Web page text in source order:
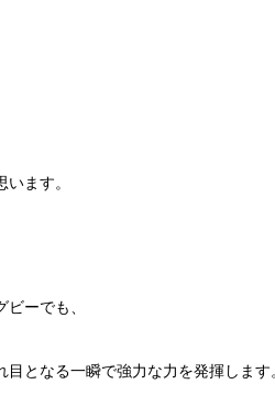
ます。
ーでも、
となる一瞬で強力な力を発揮します